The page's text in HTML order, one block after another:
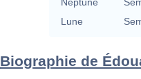
Lune
Biographie de